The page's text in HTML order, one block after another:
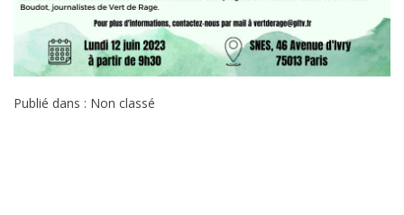
Publié dans : Non classé